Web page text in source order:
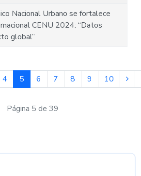
Nacional Urbano se fortalece
CENU 2024: “Datos
global”
4 5 6 7 8 9 10
Página 5 de 39